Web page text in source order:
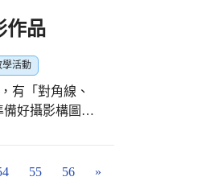
攝經驗，孩子
育活動、操場
孩子都有自己
芽中。 . 一起
粉絲頁， 網址
作品
學活動
有「對角線、
好攝影構圖法
攝經驗，孩子
55 56 »